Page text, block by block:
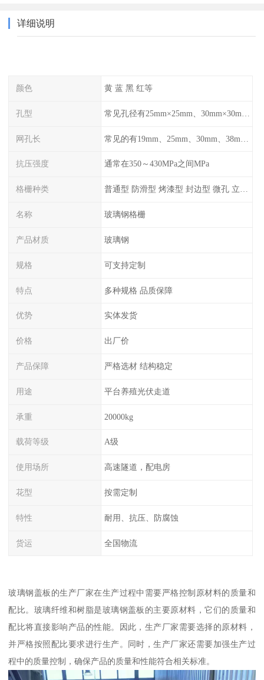
详细说明
颜色 黄 蓝 黑 红等
孔型
网孔长
抗压强度 通常在350～430MPa之间MPa
格栅种类 普通型 防滑型 ‌烤漆型 封边型 ‌微孔 立体 加砂覆面型 平面型
名称 玻璃钢格栅
产品材质 玻璃钢
规格 可支持定制
特点 多种规格 品质保障
优势 实体发货
价格 出厂价
产品保障 严格选材 结构稳定
用途 平台养殖光伏走道
承重 20000kg
载荷等级 A级
使用场所 高速隧道，配电房
花型 按需定制
特性 耐用、抗压、防腐蚀
货运 全国物流
玻璃钢盖板的生产厂家在生产过程中需要严格控制原材料的质量和
配比。玻璃纤维和树脂是玻璃钢盖板的主要原材料，它们的质量和
配比将直接影响产品的性能。因此，生产厂家需要选择的原材料，
并严格按照配比要求进行生产。同时，生产厂家还需要加强生产过
程中的质量控制，确保产品的质量和性能符合相关标准。